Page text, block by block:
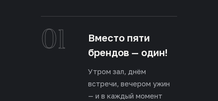
01
Вместо пяти
брендов — один!
Утром зал, днём
встречи, вечером ужин
— и в каждый момент